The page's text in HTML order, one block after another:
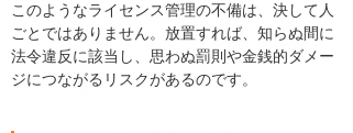
このようなライセンス管理の不備は、決して人
ごとではありません。放置すれば、知らぬ間に
法令違反に該当し、思わぬ罰則や金銭的ダメー
ジにつながるリスクがあるのです。